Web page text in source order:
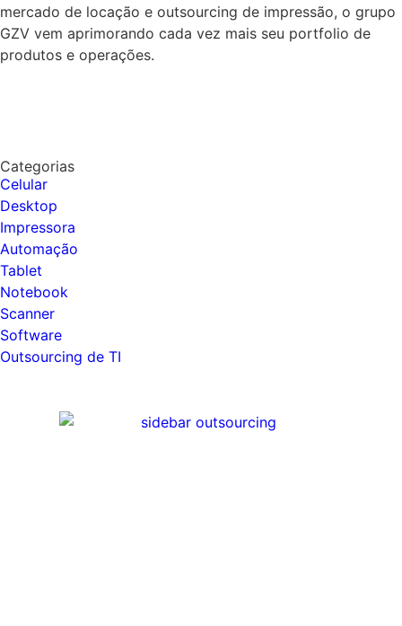
mercado de locação e outsourcing de impressão, o grupo
GZV vem aprimorando cada vez mais seu portfolio de
produtos e operações.
Categorias
Celular
Desktop
Impressora
Automação
Tablet
Notebook
Scanner
Software
Outsourcing de TI